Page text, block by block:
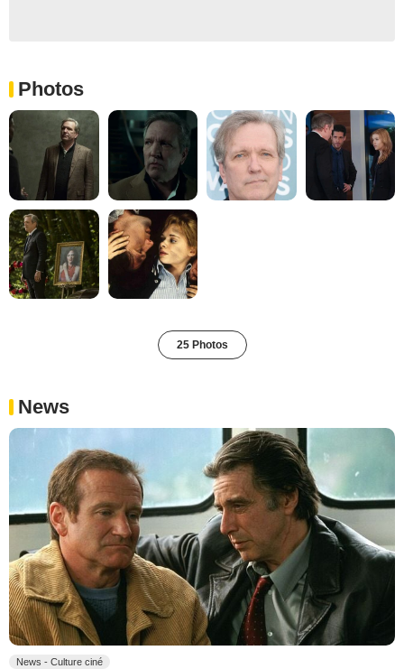
Photos
25 Photos
News
News - Culture ciné